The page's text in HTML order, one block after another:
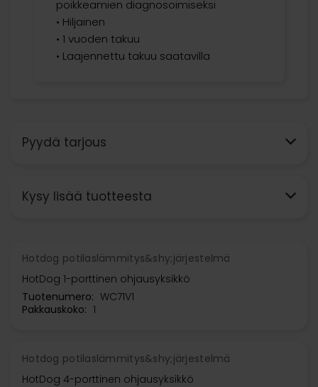
poikkeamien diagnosoimiseksi
• Hiljainen
• 1 vuoden takuu
• Laajennettu takuu saatavilla
Pyydä tarjous
Kysy lisää tuotteesta
Hotdog potilaslämmitys&shy;järjestelmä
HotDog 1-porttinen ohjausyksikkö
Tuotenumero: WC71V1
Pakkauskoko: 1
Hotdog potilaslämmitys&shy;järjestelmä
HotDog 4-porttinen ohjausyksikkö